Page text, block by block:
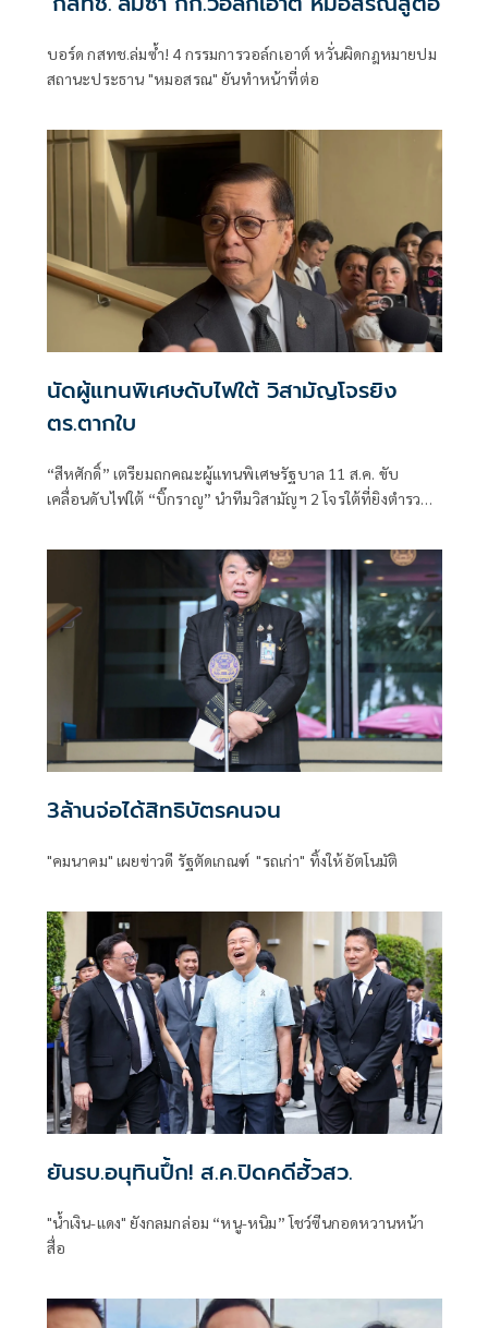
บอร์ด กสทช.ล่มซ้ำ! 4 กรรมการวอล์กเอาต์ หวั่นผิดกฎหมายปม
สถานะประธาน "หมอสรณ" ยันทำหน้าที่ต่อ
นัดผู้แทนพิเศษดับไฟใต้ วิสามัญโจรยิง
ตร.ตากใบ
“สีหศักดิ์”​ เตรียมถกคณะผู้แทน​พิเศษรัฐบาล​ 11 ส.ค. ขับ
เคลื่อนดับไฟใต้​ “บิ๊กราญ” นำทีมวิสามัญฯ 2 โจรใต้ที่ยิงตำรวจ
3ล้านจ่อได้สิทธิบัตรคนจน
"คมนาคม" เผยข่าวดี รัฐตัดเกณฑ์ "รถเก่า" ทิ้งให้อัตโนมัติ
ยันรบ.อนุทินปึ้ก! ส.ค.ปิดคดีฮั้วสว.
"น้ำเงิน-แดง" ยังกลมกล่อม “หนู-หนิม” โชว์ซีนกอดหวานหน้า
สื่อ